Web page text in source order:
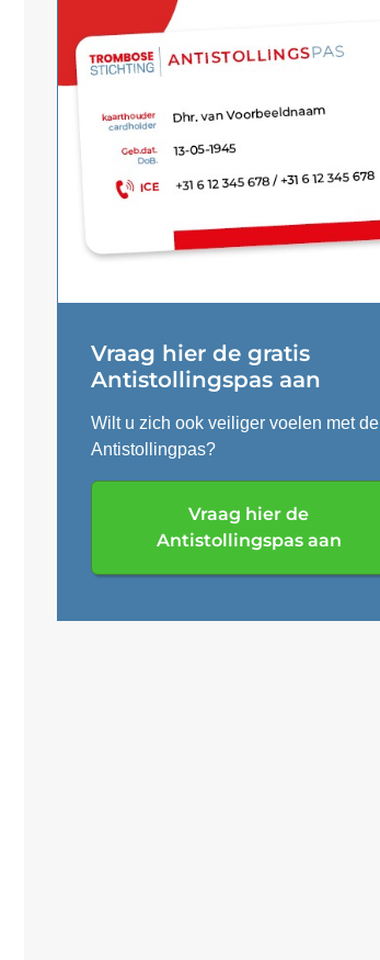
Vraag hier de gratis
Antistollingspas aan
Wilt u zich ook veiliger voelen met de
Antistollingpas?
Vraag hier de
Antistollingspas aan